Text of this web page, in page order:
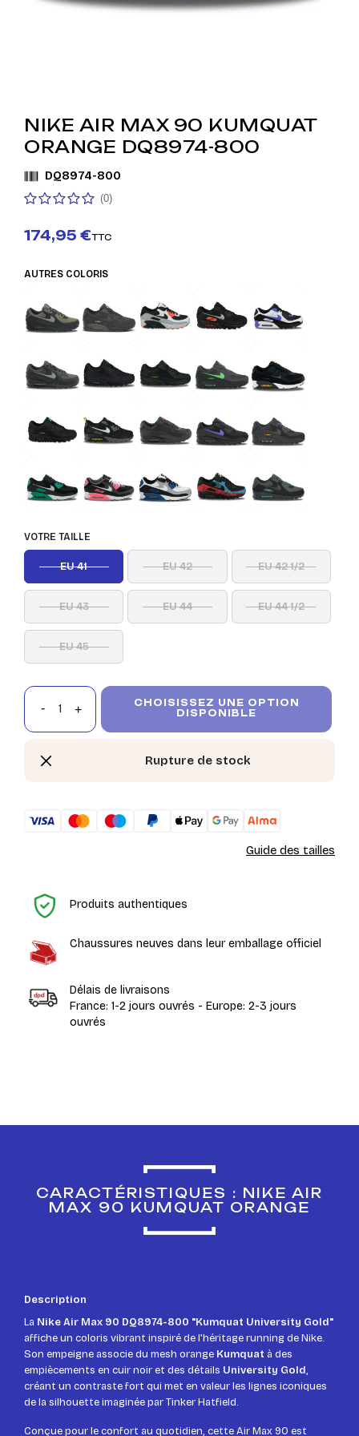
NIKE AIR MAX 90 KUMQUAT
ORANGE DQ8974-800
DQ8974-800
(0)
174,95 €TTC
AUTRES COLORIS
VOTRE TAILLE
EU 41 EU 42 EU 42 1/2
EU 43 EU 44 EU 44 1/2
EU 45
CHOISISSEZ UNE OPTION
DISPONIBLE
Rupture de stock
Guide des tailles
Produits authentiques
Chaussures neuves dans leur emballage officiel
Délais de livraisons
France: 1-2 jours ouvrés - Europe: 2-3 jours
ouvrés
CARACTÉRISTIQUES : NIKE AIR
MAX 90 KUMQUAT ORANGE
Description
La Nike Air Max 90 DQ8974-800 "Kumquat University Gold"
affiche un coloris vibrant inspiré de l’héritage running de Nike.
Son empeigne associe du mesh orange Kumquat à des
empiècements en cuir noir et des détails University Gold,
créant un contraste fort qui met en valeur les lignes iconiques
de la silhouette imaginée par Tinker Hatfield.
Conçue pour le confort au quotidien, cette Air Max 90 est